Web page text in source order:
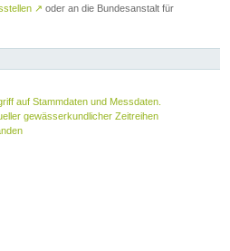
↗ oder an die Bundesanstalt für
auf Stammdaten und Messdaten.
gewässerkundlicher Zeitreihen